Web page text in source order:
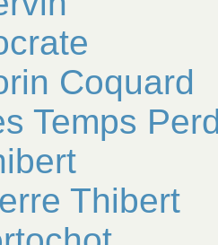
Coquard
Temps
Thibert